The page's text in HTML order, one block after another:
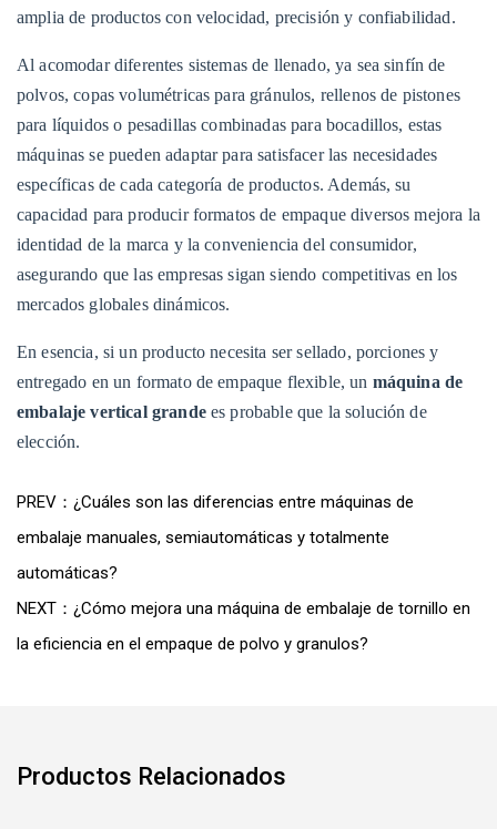
amplia de productos con velocidad, precisión y confiabilidad.
Al acomodar diferentes sistemas de llenado, ya sea sinfín de
polvos, copas volumétricas para gránulos, rellenos de pistones
para líquidos o pesadillas combinadas para bocadillos, estas
máquinas se pueden adaptar para satisfacer las necesidades
específicas de cada categoría de productos. Además, su
capacidad para producir formatos de empaque diversos mejora la
identidad de la marca y la conveniencia del consumidor,
asegurando que las empresas sigan siendo competitivas en los
mercados globales dinámicos.
En esencia, si un producto necesita ser sellado, porciones y
entregado en un formato de empaque flexible, un máquina de
embalaje vertical grandees probable que la solución de
elección.
PREV：¿Cuáles son las diferencias entre máquinas de
embalaje manuales, semiautomáticas y totalmente
automáticas?
NEXT：¿Cómo mejora una máquina de embalaje de tornillo en
la eficiencia en el empaque de polvo y granulos?
Productos Relacionados